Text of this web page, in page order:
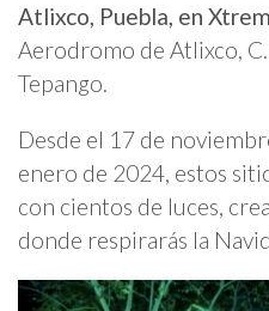
Atlixco, Puebla, en
Aerodromo de Atlixco,
Tepango.
Desde el 17 de
enero de 2024, estos
con cientos de luces,
donde respirarás la